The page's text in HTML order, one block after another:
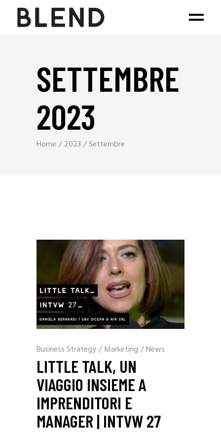
SETTEMBRE
2023
Home 2023 Settembre
Business Strategy/ Marketing /News
LITTLE TALK, UN
VIAGGIO INSIEME A
IMPRENDITORI E
MANAGER | INTVW 27